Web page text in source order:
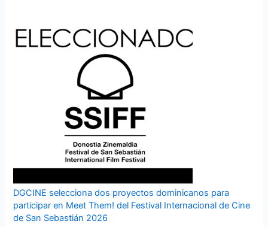
DGCINE selecciona dos proyectos dominicanos para
participar en Meet Them! del Festival Internacional de Cine
de San Sebastián 2026